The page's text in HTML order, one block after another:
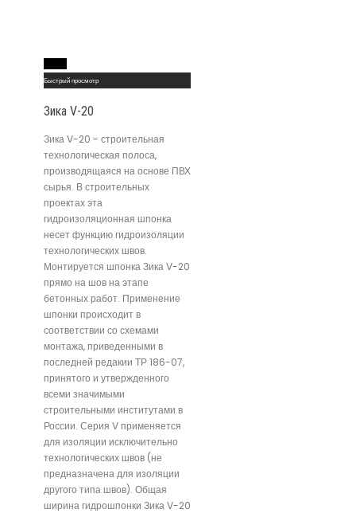
Быстрый просмотр
Зика V-20
Зика V-20 - строительная
технологическая полоса,
производящаяся на основе ПВХ
сырья. В строительных
проектах эта
гидроизоляционная шпонка
несет функцию гидроизоляции
технологических швов.
Монтируется шпонка Зика V-20
прямо на шов на этапе
бетонных работ. Применение
шпонки происходит в
соответствии со схемами
монтажа, приведенными в
последней редакии ТР 186-07,
принятого и утвержденного
всеми значимыми
строительными институтами в
России. Серия V применяется
для изоляции исключительно
технологических швов (не
предназначена для изоляции
другого типа швов). Общая
ширина гидрошпонки Зика V-20